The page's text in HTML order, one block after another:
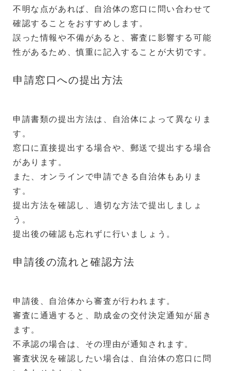
不明な点があれば、自治体の窓口に問い合わせて
確認することをおすすめします。
誤った情報や不備があると、審査に影響する可能
性があるため、慎重に記入することが大切です。
申請窓口への提出方法
申請書類の提出方法は、自治体によって異なりま
す。
窓口に直接提出する場合や、郵送で提出する場合
があります。
また、オンラインで申請できる自治体もありま
す。
提出方法を確認し、適切な方法で提出しましょ
う。
提出後の確認も忘れずに行いましょう。
申請後の流れと確認方法
申請後、自治体から審査が行われます。
審査に通過すると、助成金の交付決定通知が届き
ます。
不承認の場合は、その理由が通知されます。
審査状況を確認したい場合は、自治体の窓口に問